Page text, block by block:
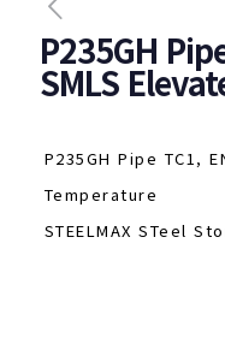
P235GH
SMLS
P235GH Pipe TC1,
Temperature
STEELMAX STeel